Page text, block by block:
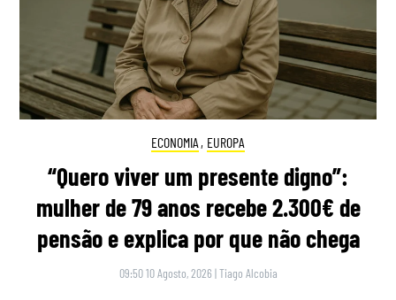
ECONOMIA , EUROPA
“Quero viver um presente digno”:
mulher de 79 anos recebe 2.300€ de
pensão e explica por que não chega
09:50 10 Agosto, 2026 |Tiago Alcobia